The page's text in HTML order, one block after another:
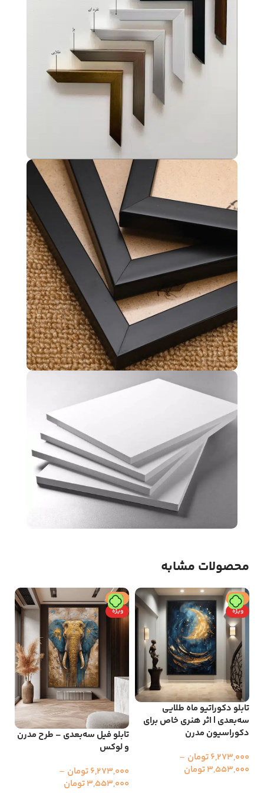
محصولات مشابه
حراج
ویژه
تابلو دکوراتیو ماه طلایی
سه‌بعدی | اثر هنری خاص برای
دکوراسیون مدرن
6,273,000تومان –
3,553,000تومان
حراج
ویژه
تابلو فیل سه‌بعدی – طرح مدرن
و لوکس
6,273,000تومان –
3,553,000تومان